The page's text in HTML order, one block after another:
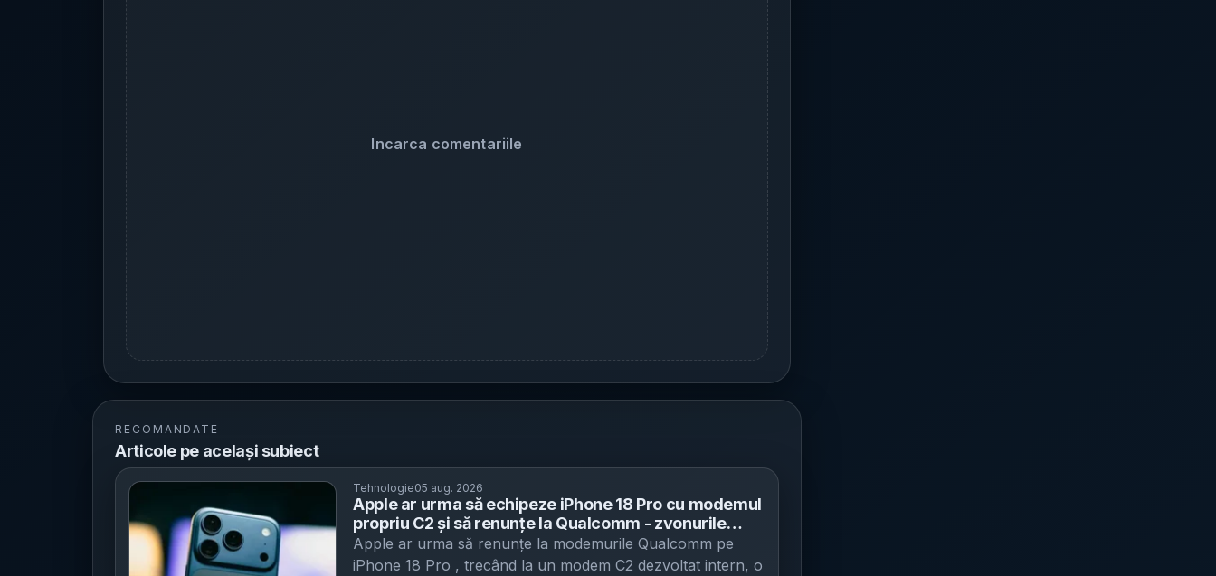
Incarca comentariile
RECOMANDATE
Articole pe același subiect
Tehnologie05 aug. 2026
Apple ar urma să echipeze iPhone 18 Pro cu modemul
propriu C2 și să renunțe la Qualcomm - zvonurile
indică un pas nou spre controlul intern al
componentelor-cheie
Apple ar urma să renunțe la modemurile Qualcomm pe
iPhone 18 Pro , trecând la un modem C2 dezvoltat intern, o